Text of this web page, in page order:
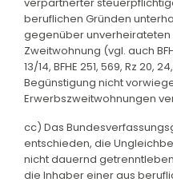
beruflichen Gründen
gegenüber
Zweitwohnung (vgl. auch
13/14, BFHE 251, 569, Rz 20,
Begünstigung nicht
Erwerbszweitwohnungen
cc) Das
entschieden, die
nicht dauernd
die Inhaber einer aus